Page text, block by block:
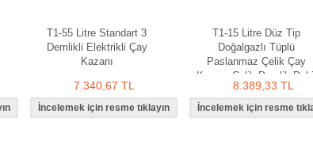
T1-55 Litre Standart 3
Demlikli Elektrikli Çay
Kazanı
7.340,67 TL
T1-15 Litre Düz Tip
Doğalgazlı Tüplü
Paslanmaz Çelik Çay
Kazanı Çelik Demlik
8.389,33 TL